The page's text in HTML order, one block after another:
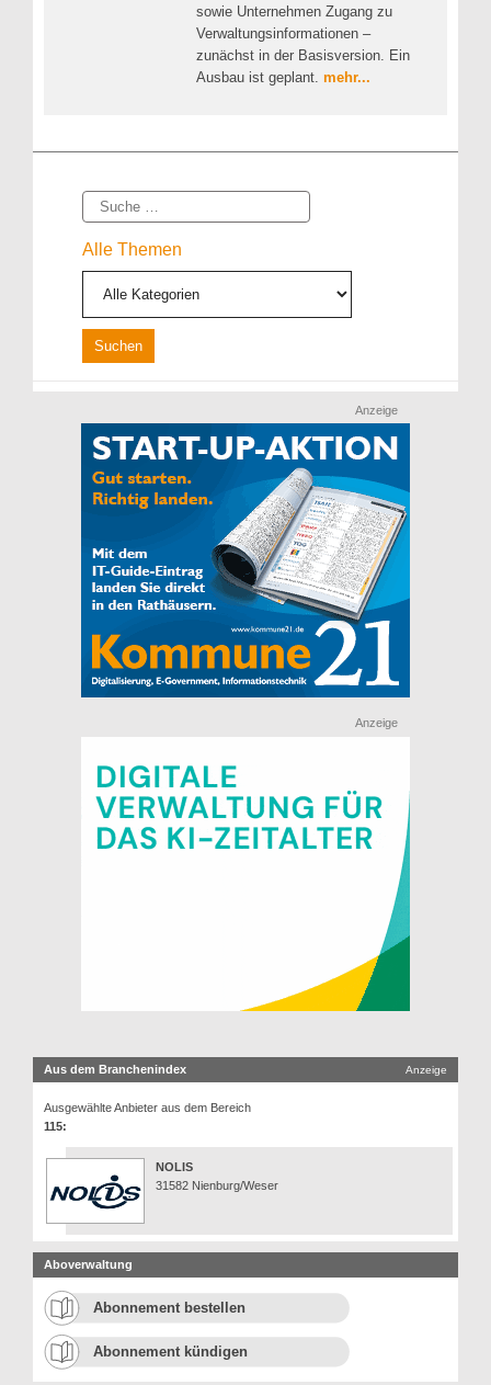
sowie Unternehmen Zugang zu
Verwaltungsinformationen –
zunächst in der Basisversion. Ein
Ausbau ist geplant. mehr...
Suche
Alle Themen
Anzeige
Anzeige
Aus dem Branchenindex Anzeige
Ausgewählte Anbieter aus dem Bereich
115:
NOLIS
31582 Nienburg/Weser
Aboverwaltung
Abonnement bestellen
Abonnement kündigen